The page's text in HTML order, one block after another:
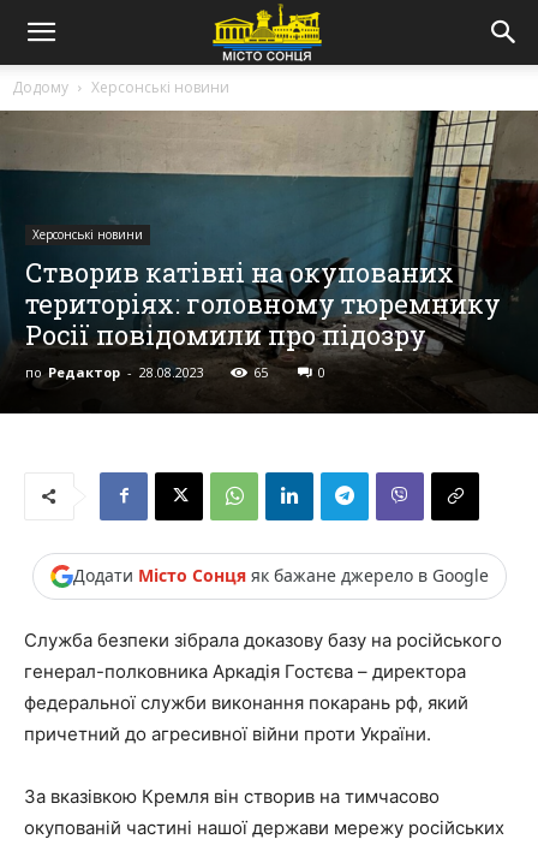
Додому Херсонські новини
Херсонські новини
Створив катівні на окупованих
територіях: головному тюремнику
Росії повідомили про підозру
по Редактор - 28.08.2023 65 0
Додати Місто Сонцяяк бажане джерело в Google
Служба безпеки зібрала доказову базу на російського
генерал-полковника Аркадія Гостєва – директора
федеральної служби виконання покарань рф, який
причетний до агресивної війни проти України.
За вказівкою Кремля він створив на тимчасово
окупованій частині нашої держави мережу російських